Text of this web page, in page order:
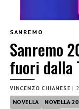
SANREMO
Sanremo
fuori dalla
VINCENZO CHIANESE |
NOVELLA NOVELLA